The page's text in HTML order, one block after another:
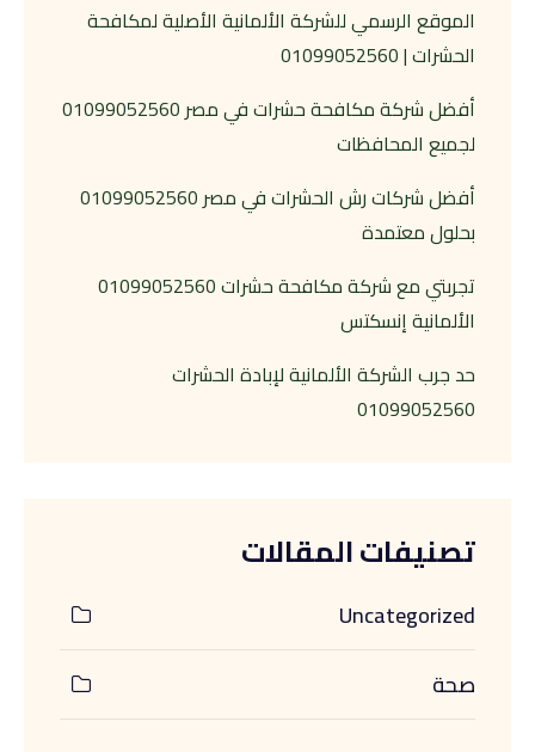
الموقع الرسمي للشركة الألمانية الأصلية لمكافحة
الحشرات | 01099052560
أفضل شركة مكافحة حشرات في مصر 01099052560
لجميع المحافظات
أفضل شركات رش الحشرات في مصر 01099052560
بحلول معتمدة
تجربتي مع شركة مكافحة حشرات 01099052560
الألمانية إنسكتس
حد جرب الشركة الألمانية لإبادة الحشرات
01099052560
تصنيفات المقالات
Uncategorized
صحة